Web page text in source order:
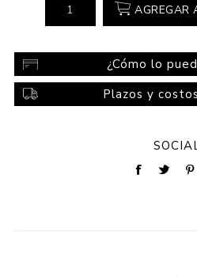
AGREGAR
¿Cómo lo
Plazos y